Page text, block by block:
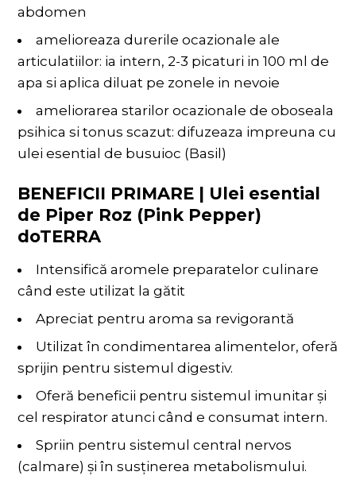
abdomen
amelioreaza durerile ocazionale ale
articulatiilor: ia intern, 2-3 picaturi in 100 ml de
apa si aplica diluat pe zonele in nevoie
ameliorarea starilor ocazionale de oboseala
psihica si tonus scazut: difuzeaza impreuna cu
ulei esential de busuioc (Basil)
BENEFICII PRIMARE | Ulei esential
de Piper Roz (Pink Pepper)
doTERRA
Intensifică aromele preparatelor culinare
când este utilizat la gătit
Apreciat pentru aroma sa revigorantă
Utilizat în condimentarea alimentelor, oferă
sprijin pentru sistemul digestiv.
Oferă beneficii pentru sistemul imunitar şi
cel respirator atunci când e consumat intern.
Spriin pentru sistemul central nervos
(calmare) şi în susţinerea metabolismului.